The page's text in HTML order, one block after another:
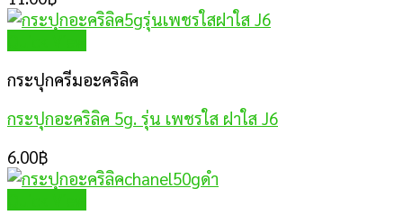
กระปุกครีมอะคริลิค
กระปุกอะคริลิค 5g. รุ่น เพชรใส ฝาใส J6
6.00฿